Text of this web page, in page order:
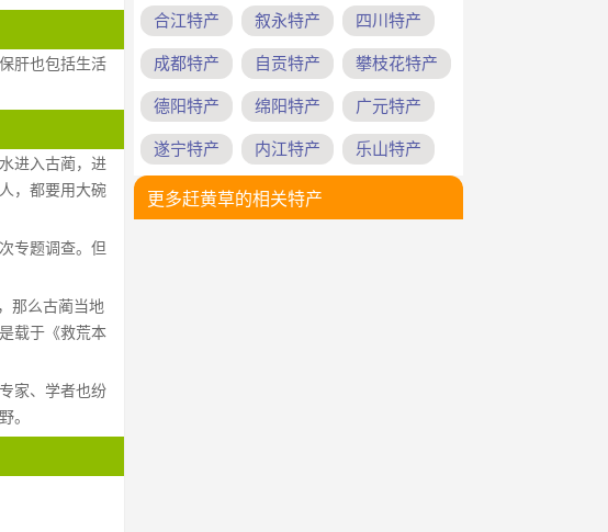
肝也包括生活
进入古蔺，进
，都要用大碗
专题调查。但
那么古蔺当地
载于《救荒本
家、学者也纷
。
合江特产 叙永特产 四川特产
成都特产 自贡特产 攀枝花特产
德阳特产 绵阳特产 广元特产
遂宁特产 内江特产 乐山特产
更多赶黄草的相关特产